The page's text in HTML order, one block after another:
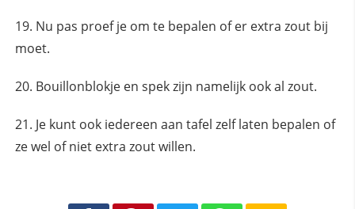
Nu pas proef je om te bepalen of er extra zout bij
moet.
Bouillonblokje en spek zijn namelijk ook al zout.
Je kunt ook iedereen aan tafel zelf laten bepalen of
ze wel of niet extra zout willen.